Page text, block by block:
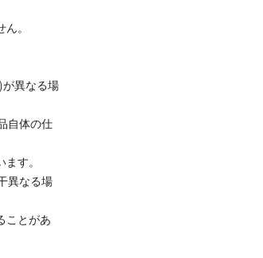
。
異なる場
自体の仕
す。
異なる場
ことがあ